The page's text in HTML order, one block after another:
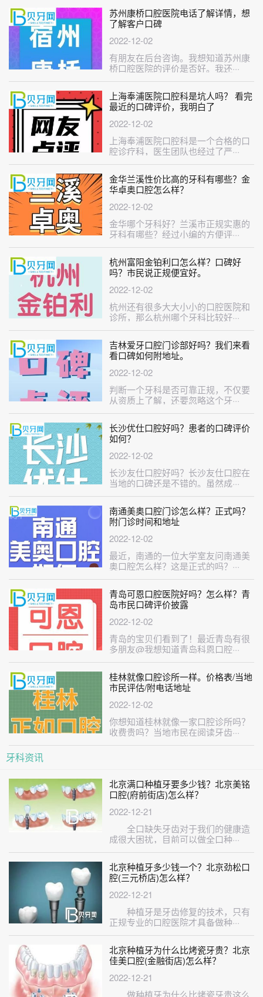
苏州康桥口腔医院电话了解详情，想
了解客户口碑
2022-12-02
有朋友在后台咨询。我想知道苏州康
桥口腔医院的评价是否好。我还···
上海奉浦医院口腔科是坑人吗？ 看完
最近的口碑评价，我明白了
2022-12-02
上海奉浦医院口腔科是一个合格的口
腔诊疗科，医生团队也经过了严···
金华兰溪性价比高的牙科有哪些？金
华卓奥口腔怎么样？
2022-12-02
金华哪个牙科好？兰溪市正规实惠的
牙科有哪些？经过小编的方便评···
杭州富阳金铂利口怎么样？口碑好
吗？市民说正规便宜好。
2022-12-02
杭州还有很多大大小小的口腔医院和
诊所，那么杭州哪个牙科比较好···
吉林爱牙口腔门诊部好吗？我们来看
看口碑如何附地址。
2022-12-02
判断一个牙科是否可靠正规，不仅要
从资质上了解，还要忽略这个牙···
长沙优仕口腔好吗？患者的口碑评价
如何？
2022-12-02
长沙友仕口腔好吗？长沙友仕口腔在
当地的口碑还是不错的。虽然成···
南通美奥口腔门诊怎么样？正式吗？
附门诊时间和地址
2022-12-02
最近，南通的一位大学室友问南通美
奥口腔怎么样？这是正式的吗？···
青岛可恩口腔医院好吗？怎么样？青
岛市民口碑评价披露
2022-12-02
青岛的宝贝们看到了！最近青岛有很
多朋友@我想知道青岛科恩口腔···
桂林就像口腔诊所一样。价格表/当地
市民评估/附电话地址
2022-12-02
你想知道桂林就像一家口腔诊所吗？
收费贵吗？当地市民在阅读牙齿···
牙科资讯
北京满口种植牙要多少钱？北京美铭
口腔(府前街店)怎么样？
2022-12-21
全口缺失牙齿对于我们的健康造
成很大困扰，目前可以做全口种···
北京种植牙多少钱一个？北京劲松口
腔(三元桥店)怎么样？
2022-12-21
种植牙是牙齿修复的技术，只有
正规专业的口腔医院才具备做种···
北京种植牙为什么比烤瓷牙贵？北京
佳美口腔(金融街店)怎么样？
2022-12-21
做种植牙为什么比烤瓷牙贵这么